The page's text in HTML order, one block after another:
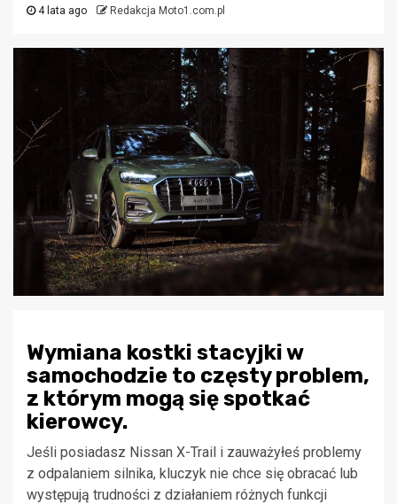
4 lata ago Redakcja Moto1.com.pl
Wymiana kostki stacyjki w
samochodzie to częsty problem,
z którym mogą się spotkać
kierowcy.
Jeśli posiadasz Nissan X-Trail i zauważyłeś problemy
z odpalaniem silnika, kluczyk nie chce się obracać lub
występują trudności z działaniem różnych funkcji